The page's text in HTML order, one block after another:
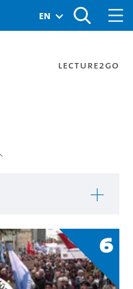
en
Lecture2Go
6